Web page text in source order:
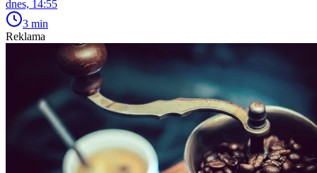
dnes, 14:55
3 min
Reklama